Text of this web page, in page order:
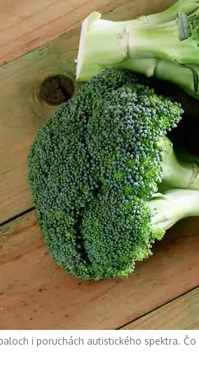
i poruchách autistického spektra.